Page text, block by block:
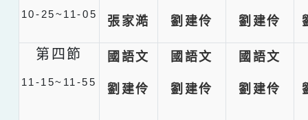
10-25~11-05
張家澔 劉建伶 劉建伶
第四節
11-15~11-55
國語文
劉建伶
國語文
劉建伶
國語文
劉建伶